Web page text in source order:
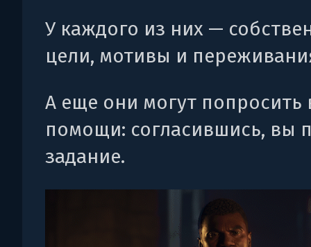
У каждого из них —
цели, мотивы и
А еще они могут попросить
помощи: согласившись, вы
задание.